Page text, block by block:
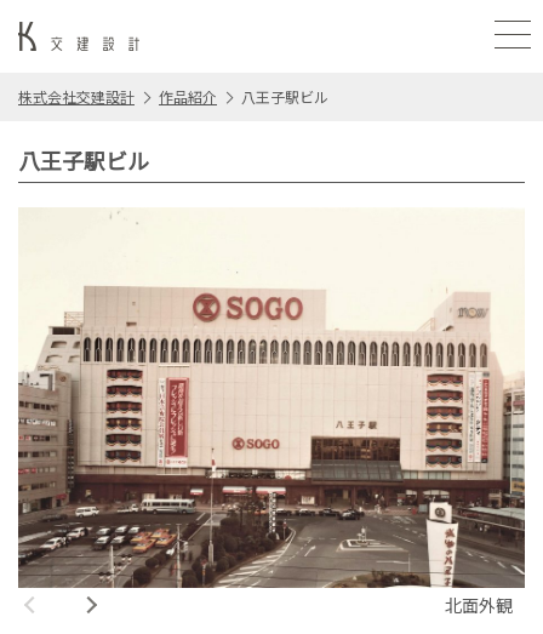
株式会社交建設計 作品紹介 八王子駅ビル
八王子駅ビル
北面外観